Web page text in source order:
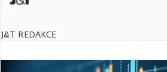
J&T REDAKCE